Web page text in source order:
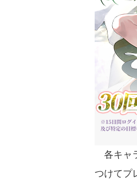
各キャ
つけてプ